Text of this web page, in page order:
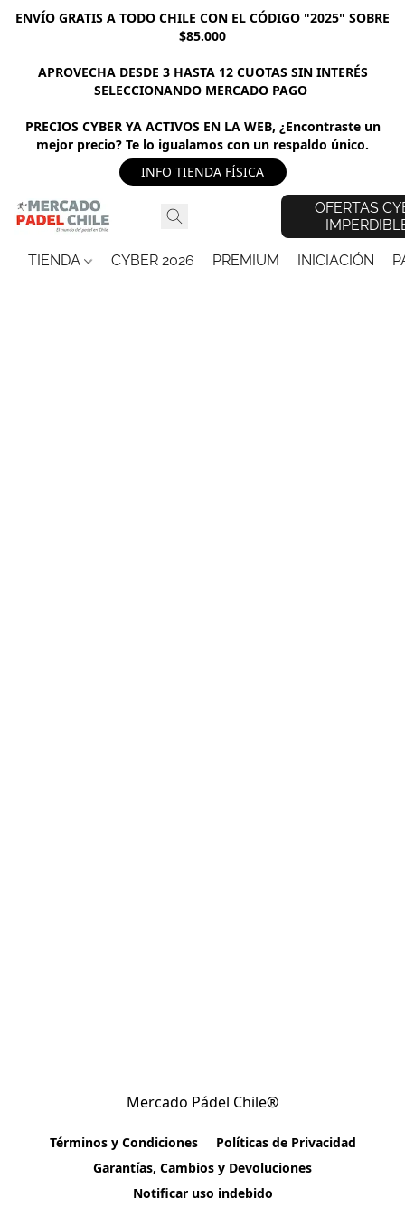
ENVÍO GRATIS A TODO CHILE CON EL CÓDIGO "2025" SOBRE
$85.000
APROVECHA DESDE 3 HASTA 12 CUOTAS SIN INTERÉS
SELECCIONANDO MERCADO PAGO
PRECIOS CYBER YA ACTIVOS EN LA WEB, ¿Encontraste un
mejor precio? Te lo igualamos con un respaldo único.
INFO TIENDA FÍSICA
OFERTAS
TIENDA CYBER 2026 PREMIUM INICIACIÓN
Mercado Pádel Chile®
Términos y Condiciones
Políticas de Privacidad
Garantías, Cambios y Devoluciones
Notificar uso indebido